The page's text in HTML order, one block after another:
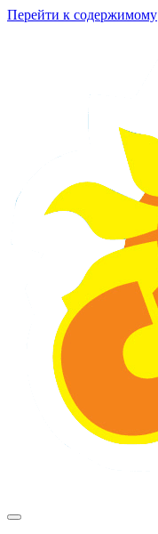
Перейти к содержимому